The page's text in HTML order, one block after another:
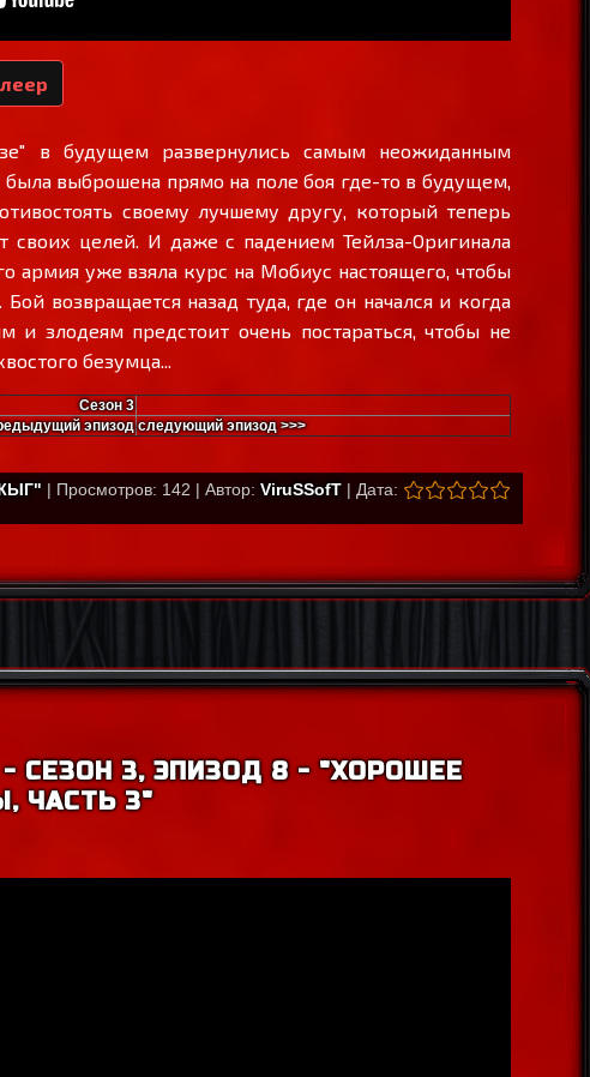
в будущем развернулись самым неожиданным
выброшена прямо на поле боя где-то в будущем,
своему лучшему другу, который теперь
своих целей. И даже с падением Тейлза-Оригинала
армия уже взяла курс на Мобиус настоящего, чтобы
возвращается назад туда, где он начался и когда
и злодеям предстоит очень постараться, чтобы не
безумца...
Сезон 3
эпизод следующий эпизод >>>
| Просмотров: 142 | Автор: ViruSSofT | Дата:
СЕЗОН 3, ЭПИЗОД 8 - "ХОРОШЕЕ
ЧАСТЬ 3"